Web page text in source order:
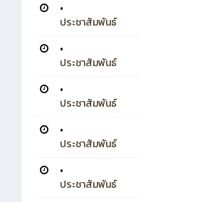
•
ประชาสัมพันธ์
•
ประชาสัมพันธ์
•
ประชาสัมพันธ์
•
ประชาสัมพันธ์
•
ประชาสัมพันธ์